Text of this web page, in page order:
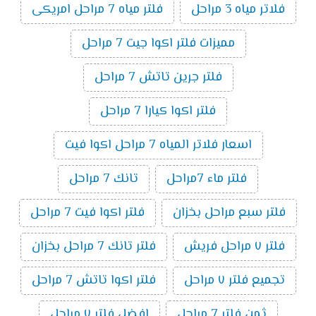
فلاتر مياه 3 مراحل
فلتر مياه 7 مراحل امريكى
مميزات فلتر اكوا جيت 7 مراحل
فلتر جرين تاتش 7 مراحل
فلتر اكوا كيارا 7 مراحل
اسعار فلاتر المياه 7 مراحل اكوا فيت
فلتر ماء 7مراحل
تانك 7 مراحل
فلتر سبع مراحل بخزان
فلتر اكوا فيت 7 مراحل
فلتر ٧ مراحل فريش
فلتر تانك 7 مراحل بخزان
تجميع فلتر ٧ مراحل
فلتر اكوا تاتش 7 مراحل